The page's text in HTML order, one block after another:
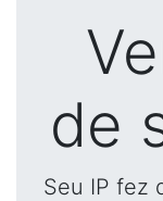
de
Seu IP fez